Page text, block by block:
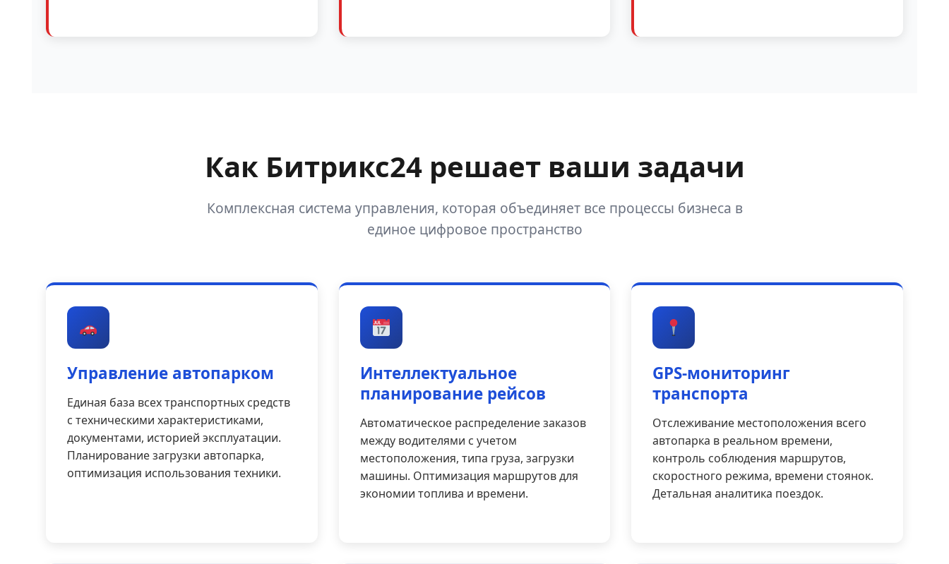
Как Битрикс24 решает ваши задачи
Комплексная система управления, которая объединяет все процессы бизнеса в
единое цифровое пространство
Управление автопарком
Единая база всех транспортных средств
с техническими характеристиками,
документами, историей эксплуатации.
Планирование загрузки автопарка,
оптимизация использования техники.
Интеллектуальное
планирование рейсов
Автоматическое распределение заказов
между водителями с учетом
местоположения, типа груза, загрузки
машины. Оптимизация маршрутов для
экономии топлива и времени.
GPS-мониторинг
транспорта
Отслеживание местоположения всего
автопарка в реальном времени,
контроль соблюдения маршрутов,
скоростного режима, времени стоянок.
Детальная аналитика поездок.